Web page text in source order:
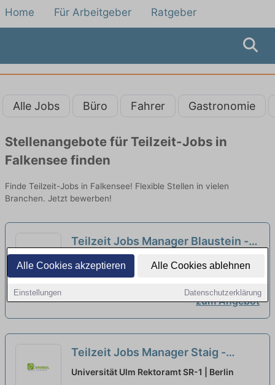
Alle Cookies akzeptieren Alle Cookies ablehnen
Einstellungen Datenschutzerklärung
Home Für Arbeitgeber Ratgeber
Alle Jobs Büro Fahrer Gastronomie
Stellenangebote für Teilzeit-Jobs in
Falkensee finden
Finde Teilzeit-Jobs in Falkensee! Flexible Stellen in vielen
Branchen. Jetzt bewerben!
Teilzeit Jobs Manager Blaustein -
Teilzeitangebote entdecken
Universität Ulm Rektoramt SR-1 | Berlin
zum Angebot
Teilzeit Jobs Manager Staig -
Teilzeitangebote entdecken neu
Universität Ulm Rektoramt SR-1 | Berlin